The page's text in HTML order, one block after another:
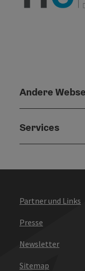
Andere
Services
Partner und Links
Presse
Newsletter
Sitemap